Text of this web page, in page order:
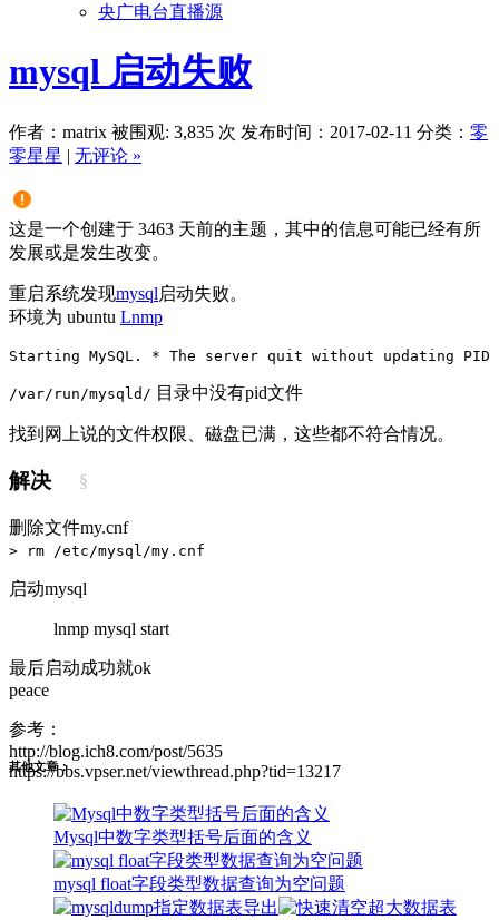
央广电台直播源
mysql 启动失败
作者：matrix 被围观: 3,835 次 发布时间：2017-02-11 分类： 零
零星星 | 无评论 »
这是一个创建于 3463 天前的主题，其中的信息可能已经有所
发展或是发生改变。
重启系统发现mysql 启动失败。
环境为 ubuntu Lnmp
Starting MySQL . * The server quit without updating
/var/run/mysqld/ 目录中没有pid文件
找到网上说的文件权限、磁盘已满，这些都不符合情况。
解决 §
删除文件my.cnf
> rm /etc/mysql/my.cnf
启动mysql
lnmp mysql start
最后启动成功就ok
peace
参考：
http://blog.ich8.com/post/5635
https://bbs.vpser.net/viewthread.php?tid=13217
其他文章：
Mysql中数字类型括号后面的含义
mysql float字段类型数据查询为空问题